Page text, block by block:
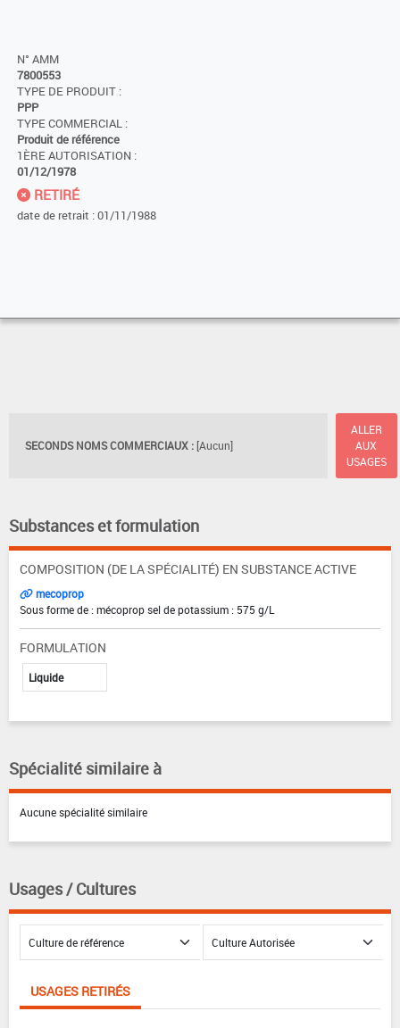
N° AMM
7800553
TYPE DE PRODUIT :
PPP
TYPE COMMERCIAL :
Produit de référence
1ÈRE AUTORISATION :
01/12/1978
RETIRÉ
date de retrait : 01/11/1988
SECONDS NOMS COMMERCIAUX : [Aucun]
ALLER
AUX
USAGES
Substances et formulation
COMPOSITION (DE LA SPÉCIALITÉ) EN SUBSTANCE ACTIVE
mecoprop
Sous forme de : mécoprop sel de potassium : 575 g/L
FORMULATION
Liquide
Spécialité similaire à
Aucune spécialité similaire
Usages / Cultures
USAGES RETIRÉS